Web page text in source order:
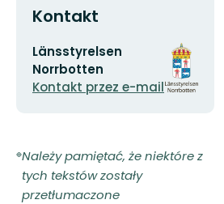
Kontakt
Adres
e-
mail
Länsstyrelsen
Norrbotten
Kontakt przez e-mail
Logotyp
organizacji
Należy pamiętać, że niektóre z
tych tekstów zostały
przetłumaczone